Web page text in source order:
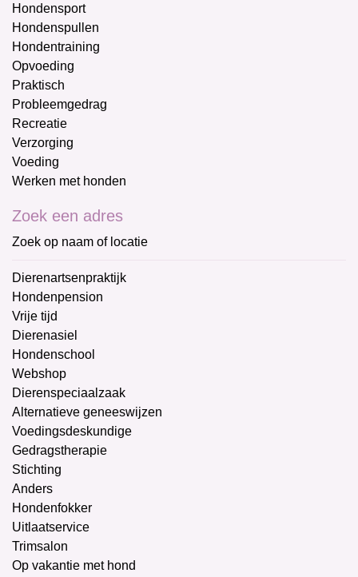
Hondensport
Hondenspullen
Hondentraining
Opvoeding
Praktisch
Probleemgedrag
Recreatie
Verzorging
Voeding
Werken met honden
Zoek een adres
Zoek op naam of locatie
Dierenartsenpraktijk
Hondenpension
Vrije tijd
Dierenasiel
Hondenschool
Webshop
Dierenspeciaalzaak
Alternatieve geneeswijzen
Voedingsdeskundige
Gedragstherapie
Stichting
Anders
Hondenfokker
Uitlaatservice
Trimsalon
Op vakantie met hond